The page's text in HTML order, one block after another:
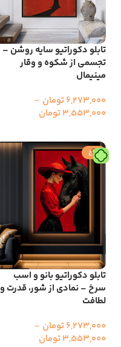
تابلو دکوراتیو سایه روشن –
تجسمی از شکوه و وقار
مینیمال
6,273,000تومان –
3,553,000تومان
حراج
تابلو دکوراتیو بانو و اسب
سرخ – نمادی از شور، قدرت و
لطافت
6,273,000تومان –
3,553,000تومان